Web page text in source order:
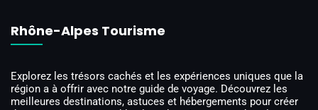
Rhône-Alpes Tourisme
Explorez les trésors cachés et les expériences uniques que la
région a à offrir avec notre guide de voyage. Découvrez les
meilleures destinations, astuces et hébergements pour créer